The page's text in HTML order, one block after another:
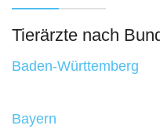
Tierärzte nach
Baden-Württemberg
Bayern